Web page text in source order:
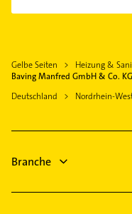
Steinhagen Westfalen
Beelen
Melle
Gartenbau &
Sanitärinstallation
Rechtsanwalt
Dachdecker
Schreiner
Gartenbau &
Gelbe Seiten Heizung &
Baving Manfred GmbH & Co. KG
Deutschland
Nordrhein-
Branche